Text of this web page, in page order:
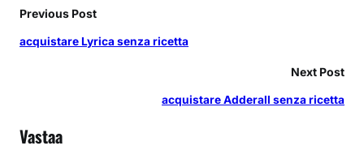
Previous Post
acquistare Lyrica senza ricetta
Next Post
acquistare Adderall senza ricetta
Vastaa